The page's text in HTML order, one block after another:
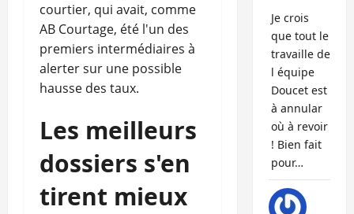
courtier, qui avait, comme
AB Courtage, été l'un des
premiers intermédiaires à
alerter sur une possible
hausse des taux.
Les meilleurs
dossiers s'en
tirent mieux
Je crois
que tout le
travaille de
l équipe
Doucet est
à annular
où à revoir
! Bien fait
pour…